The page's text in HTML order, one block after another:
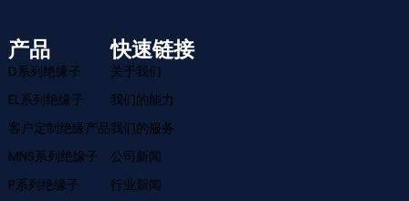
产品
D系列绝缘子
EL系列绝缘子
客户定制绝缘产品
MNS系列绝缘子
P系列绝缘子
快速链接
关于我们
我们的能力
我们的服务
公司新闻
行业新闻